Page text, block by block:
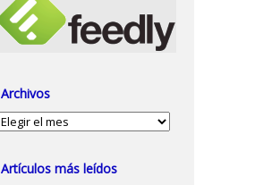
Archivos
Archivos
Artículos más leídos